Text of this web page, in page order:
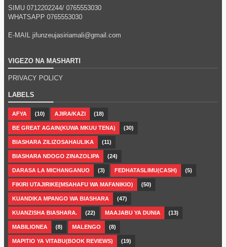
SIMU 0712202244/ 0765553030
WHATSAPP 0765553030
E-MAIL jifunzeujasiriamali@gmail.com
VIGEZO NA MASHARTI
PRIVACY POLICY
LABELS
AFYA (10) AJIRA/KAZI (18)
BE GREAT AGAIN(KUWA MKUU TENA) (30)
BIASHARA ZILIZOSAHAULIKA (11)
BIASHARA NDOGO ZINAZOLIPA (24)
DARASA LA MICHANGANUO (3) FEDHATASLIMU(CASH) (5)
FIKIRI UTAJIRIKE(MSAHAFU WA MAFANIKIO) (50)
KUANDIKA MPANGO WA BIASHARA (47)
KUANZISHA BIASHARA. (22) MAAJABU YA DUNIA (13)
MABILIONEA (8) MALENGO (8)
MAPITIO YA VITABU(BOOK REVIEWS) (19)